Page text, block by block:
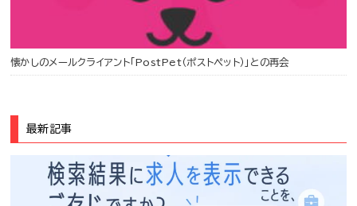
懐かしのメールクライアント「PostPet（ポストペット）」との再会
最新記事